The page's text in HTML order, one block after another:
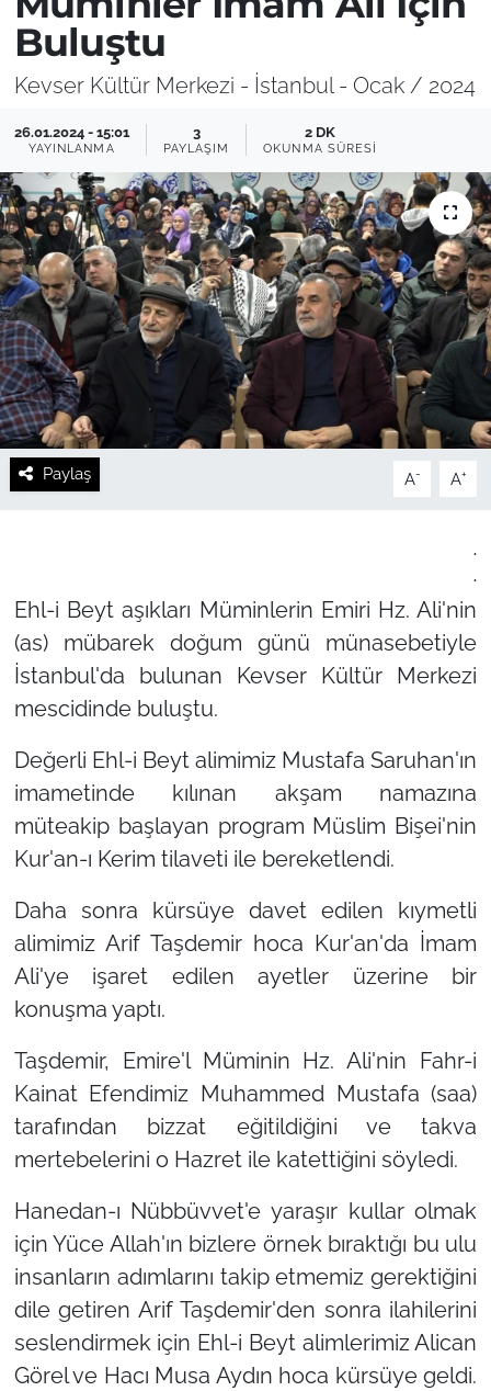
Buluştu
Kevser Kültür Merkezi - İstanbul - Ocak / 2024
26.01.2024 - 15:01
YAYINLANMA
3
PAYLAŞIM
2 DK
OKUNMA SÜRESI
Paylaş A- A+
.
.
Ehl-i Beyt aşıkları Müminlerin Emiri Hz. Ali'nin
(as) mübarek doğum günü münasebetiyle
İstanbul'da bulunan Kevser Kültür Merkezi
mescidinde buluştu.
Değerli Ehl-i Beyt alimimiz Mustafa Saruhan'ın
imametinde kılınan akşam namazına
müteakip başlayan program Müslim Bişei'nin
Kur'an-ı Kerim tilaveti ile bereketlendi.
Daha sonra kürsüye davet edilen kıymetli
alimimiz Arif Taşdemir hoca Kur'an'da İmam
Ali'ye işaret edilen ayetler üzerine bir
konuşma yaptı.
Taşdemir, Emire'l Müminin Hz. Ali'nin Fahr-i
Kainat Efendimiz Muhammed Mustafa (saa)
tarafından bizzat eğitildiğini ve takva
mertebelerini o Hazret ile katettiğini söyledi.
Hanedan-ı Nübbüvvet'e yaraşır kullar olmak
için Yüce Allah'ın bizlere örnek bıraktığı bu ulu
insanların adımlarını takip etmemiz gerektiğini
dile getiren Arif Taşdemir'den sonra ilahilerini
seslendirmek için Ehl-i Beyt alimlerimiz Alican
Görel ve Hacı Musa Aydın hoca kürsüye geldi.